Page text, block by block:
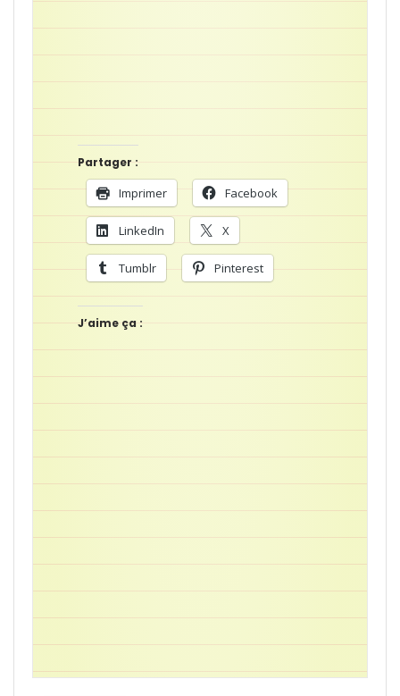
Partager :
Imprimer Facebook
LinkedIn X
Tumblr Pinterest
J’aime ça :